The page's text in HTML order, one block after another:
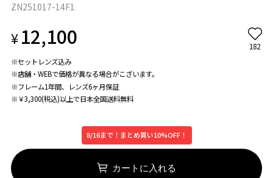
ZN251017-14F1
¥12,100
182
※セットレンズ込み
※店舗・WEBで価格が異なる場合がこざいます。
※フレーム1年間、レンズ6ヶ月保証
※￥3,300(税込)以上で日本全国送料無料
8/16まで！まとめ買い10%OFF！
カートに入れる